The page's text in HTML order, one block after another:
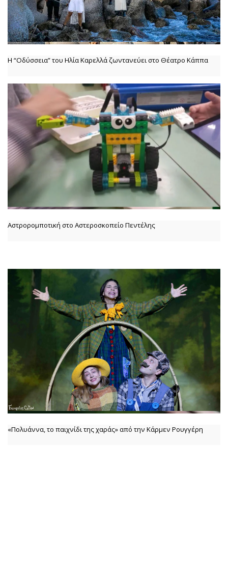
Η “Οδύσσεια” του Ηλία Καρελλά ζωντανεύει στο Θέατρο Κάππα
Αστρορομποτική στο Αστεροσκοπείο Πεντέλης
«Πολυάννα, το παιχνίδι της χαράς» από την Κάρμεν Ρουγγέρη